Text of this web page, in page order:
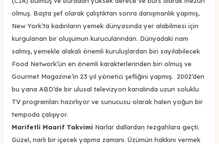
olmuş. Başta şef olarak çalıştıktan sonra danışmanlık yapmış,
New York’ta kadınların yemek dünyasında yer alabilmesi için
kurgulanan bir oluşumun kurucularından. Dünyadaki nam
salmış, yemekle alakalı önemli kuruluşlardan biri sayılabilecek
Food Network’ün en önemli karakterlerinden biri olmuş ve
Gourmet Magazine’in 23 yıl yönetici şefliğini yapmış. 2002’den
bu yana ABD’de bir ulusal televizyon kanalında uzun soluklu
TV programları hazırlıyor ve sunucusu olarak halen yoğun bir
tempoda çalışıyor.
Marifetli Maarif Takvimi Narlar dallardan tezgahlara geçti.
Güzel, narlı bir içecek yapma zamanı. Üzümün hakkını vermek